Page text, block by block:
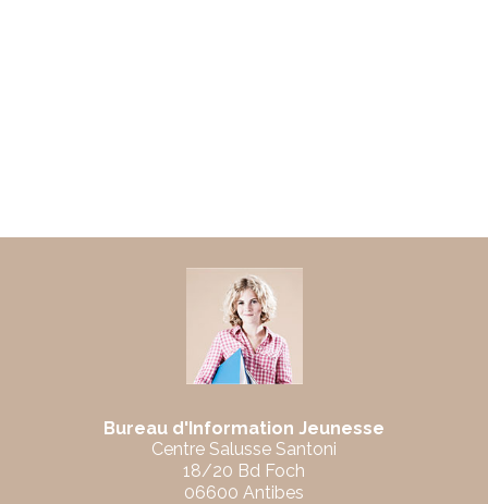
Bureau d'Information Jeunesse
Centre Salusse Santoni
18/20 Bd Foch
06600 Antibes